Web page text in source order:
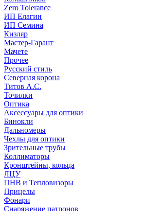
Zero Tolerance
ИП Елагин
ИП Семина
Кизляр
Мастер-Гарант
Мачете
Прочее
Русский стиль
Северная корона
Титов А.С.
Точилки
Оптика
Аксессуары для оптики
Бинокли
Дальномеры
Чехлы для оптики
Зрительные трубы
Коллиматоры
Кронштейны, кольца
ЛЦУ
ПНВ и Тепловизоры
Прицелы
Фонари
Снаряжение патронов